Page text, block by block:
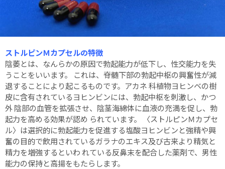
ストルピンＭカプセルの特徴
陰萎とは、なんらかの原因で勃起能力が低下し、性交能力を失
うことをいいます。 これは、脊髄下部の勃起中枢の興奮性が減
退することにより起こるものです。アカネ 科植物ヨヒンベの樹
皮に含有されているヨヒンビンには、勃起中枢を刺激し、かつ
外 陰部の血管を拡張させ、陰茎海綿体に血液の充満を促し、勃
起力を高める効果が認め られています。 〈ストルピンＭカプセ
ル〉は選択的に勃起能力を促進する塩酸ヨヒンビンと強精や興
奮の目的で飲用されているガラナのエキス及び古来より精気と
精力を増強するといわ れている反鼻末を配合した薬剤で、男性
能力の保持と高揚をもたらします。